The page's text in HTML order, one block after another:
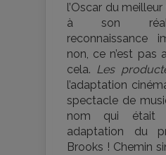
l’Oscar du
à son
reconnaissance
non, ce n’est pas
cela. Les
l’adaptation
spectacle de
nom qui était
adaptation du
Brooks ! Chemin